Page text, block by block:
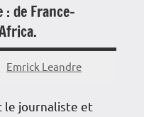
: de France-
Emrick Leandre
le journaliste et